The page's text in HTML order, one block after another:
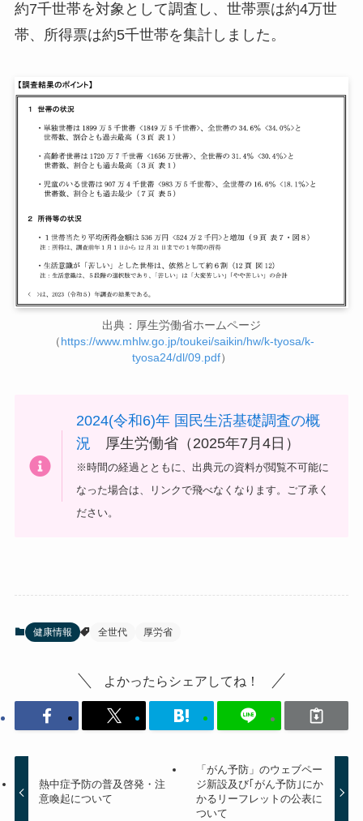
約7千世帯を対象として調査し、世帯票は約4万世
帯、所得票は約5千世帯を集計しました。
出典：厚生労働省ホームページ
（https://www.mhlw.go.jp/toukei/saikin/hw/k-tyosa/k-
tyosa24/dl/09.pdf）
2024(令和6)年 国民生活基礎調査の概
況 厚生労働省（2025年7月4日）
※時間の経過とともに、出典元の資料が閲覧不可能に
なった場合は、リンクで飛べなくなります。ご了承く
ださい。
健康情報 全世代 厚労省
よかったらシェアしてね！
熱中症予防の普及啓発・注
意喚起について
「がん予防」のウェブペー
ジ新設及び｢がん予防｣にか
かるリーフレットの公表に
ついて